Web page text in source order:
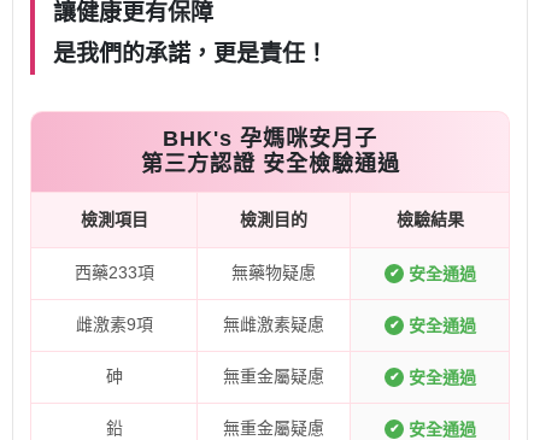
讓健康更有保障
是我們的承諾，更是責任！
BHK's 孕媽咪安月子
第三方認證 安全檢驗通過
檢測項目 檢測目的 檢驗結果
西藥233項 無藥物疑慮 ✔ 安全通過
雌激素9項 無雌激素疑慮 ✔ 安全通過
砷 無重金屬疑慮 ✔ 安全通過
鉛 無重金屬疑慮 ✔ 安全通過